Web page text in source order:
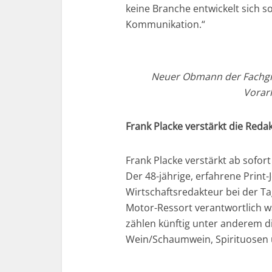
keine Branche entwickelt sich
Kommunikation.“
Neuer Obmann der
Frank Placke verstärkt die
Frank Placke verstärkt ab
Der 48-jährige, erfahrene
Wirtschaftsredakteur bei der
Motor-Ressort verantwortlich
zählen künftig unter anderem
Wein/Schaumwein,